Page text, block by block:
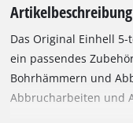
Artikelbeschreibung
Das Original Einhell
ein passendes
Bohrhämmern und
Abbrucharbeiten und